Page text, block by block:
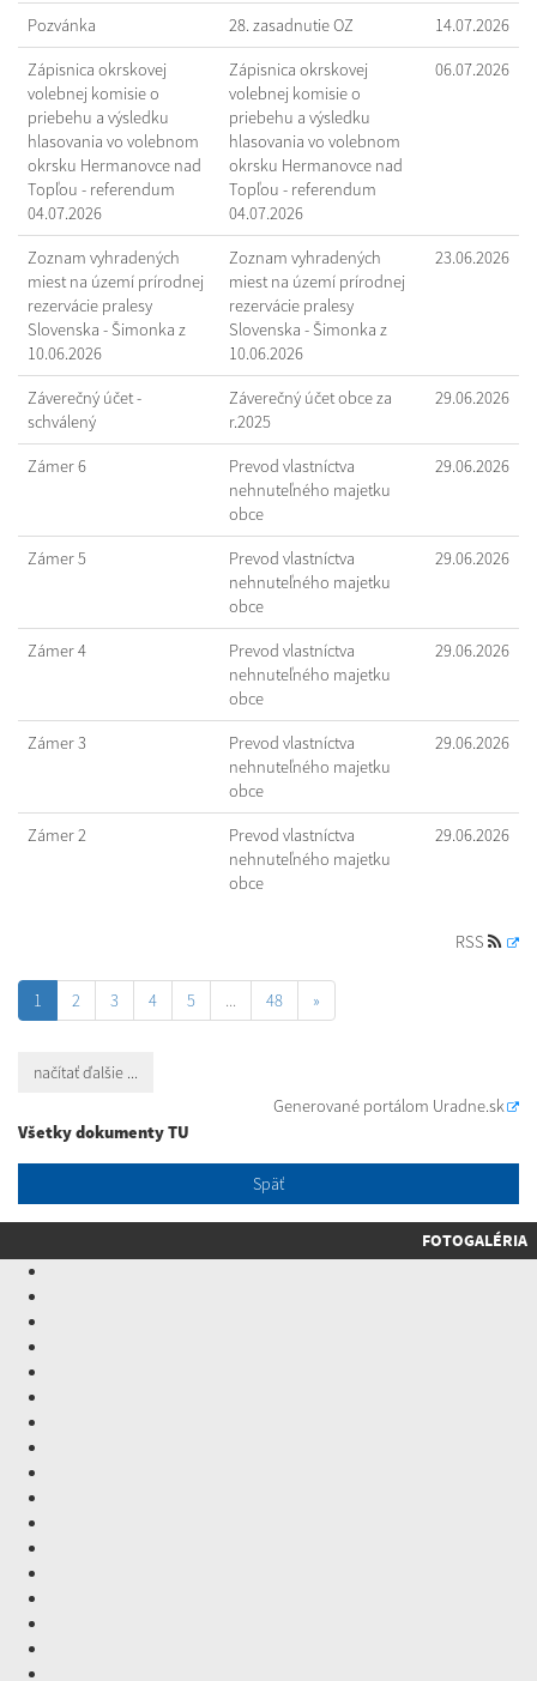
Pozvánka 28. zasadnutie OZ 14.07.2026
Zápisnica okrskovej
volebnej komisie o
priebehu a výsledku
hlasovania vo volebnom
okrsku Hermanovce nad
Topľou - referendum
04.07.2026
Zápisnica okrskovej
volebnej komisie o
priebehu a výsledku
hlasovania vo volebnom
okrsku Hermanovce nad
Topľou - referendum
04.07.2026
06.07.2026
Zoznam vyhradených
miest na území prírodnej
rezervácie pralesy
Slovenska - Šimonka z
10.06.2026
Zoznam vyhradených
miest na území prírodnej
rezervácie pralesy
Slovenska - Šimonka z
10.06.2026
23.06.2026
Záverečný účet -
schválený
Záverečný účet obce za
r.2025
29.06.2026
Zámer 6
Prevod vlastníctva
nehnuteľného majetku
obce
29.06.2026
Zámer 5
Prevod vlastníctva
nehnuteľného majetku
obce
29.06.2026
Zámer 4
Prevod vlastníctva
nehnuteľného majetku
obce
29.06.2026
Zámer 3
Prevod vlastníctva
nehnuteľného majetku
obce
29.06.2026
Zámer 2
Prevod vlastníctva
nehnuteľného majetku
obce
29.06.2026
RSS
1 2 3 4 5 ... 48 »
načítať ďalšie ...
Generované portálom Uradne.sk
Všetky dokumenty TU
Späť
FOTOGALÉRIA